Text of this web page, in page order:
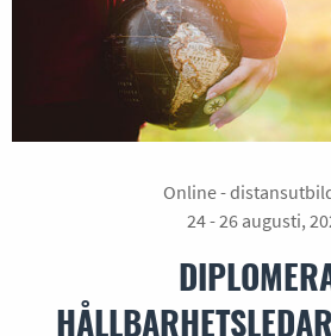
Online -
24 - 26 augusti,